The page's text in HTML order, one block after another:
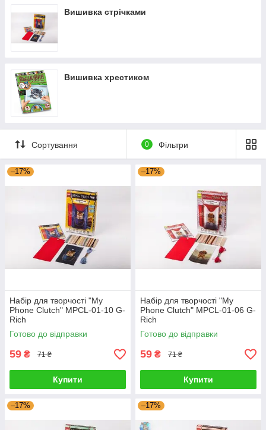
Вишивка стрічками
Вишивка хрестиком
Сортування 0 Фільтри
–17%
Набір для творчості "My
Phone Clutch" MPCL-01-10 G-
Rich
Готово до відправки
59 ₴ 71 ₴
Купити
–17%
Набір для творчості "My
Phone Clutch" MPCL-01-06 G-
Rich
Готово до відправки
59 ₴ 71 ₴
Купити
–17% –17%